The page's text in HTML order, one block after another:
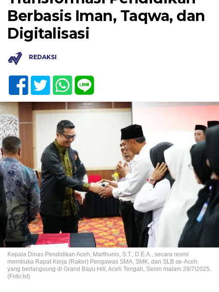
Berbasis Iman, Taqwa, dan
Digitalisasi
REDAKSI
Kepala Dinas Pendidikan Aceh, Marthunis, S.T., D.E.A., secara resmi
membuka Rapat Kerja (Raker) Pengawas SMA, SMK, dan SLB se-Aceh
yang berlangsung di Grand Bayu Hill, Aceh Tengah, Senin malam 28/7l2025.
(Foto:Ist)